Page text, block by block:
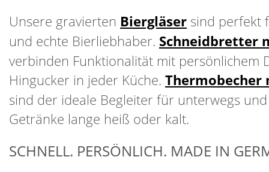
Unsere gravierten Biergläser sind perfekt
und echte Bierliebhaber. Schneidbretter
verbinden Funktionalität mit persönlichem
Hingucker in jeder Küche. Thermobecher
sind der ideale Begleiter für unterwegs
Getränke lange heiß oder kalt.
SCHNELL. PERSÖNLICH. MADE IN